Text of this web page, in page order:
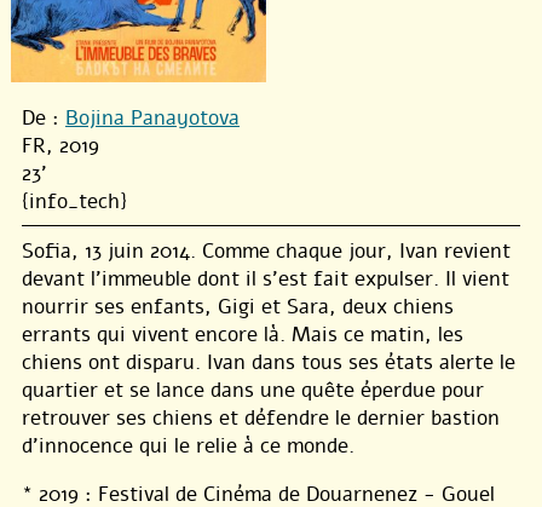
De : Bojina Panayotova
FR, 2019
23'
{info_tech}
Sofia, 13 juin 2014. Comme chaque jour, Ivan revient
devant l’immeuble dont il s’est fait expulser. Il vient
nourrir ses enfants, Gigi et Sara, deux chiens
errants qui vivent encore là. Mais ce matin, les
chiens ont disparu. Ivan dans tous ses états alerte le
quartier et se lance dans une quête éperdue pour
retrouver ses chiens et défendre le dernier bastion
d’innocence qui le relie à ce monde.
* 2019 : Festival de Cinéma de Douarnenez - Gouel